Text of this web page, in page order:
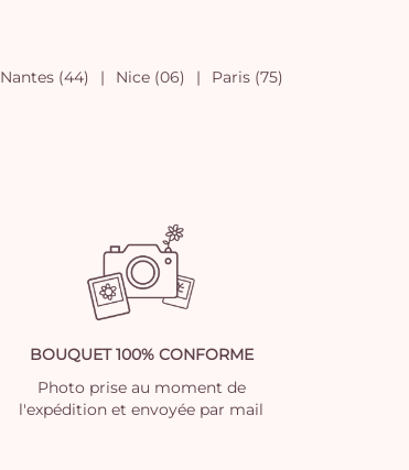
Nantes (44) Nice (06)
Paris (75)
BOUQUET 100% CONFORME
Photo prise au moment de
l'expédition et envoyée par mail